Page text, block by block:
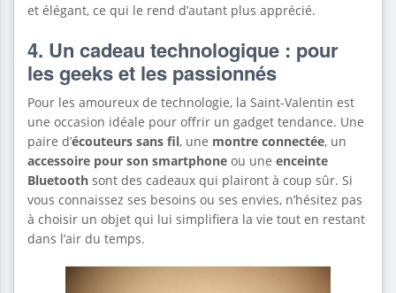
et élégant, ce qui le rend d’autant plus apprécié.
4. Un cadeau technologique : pour
les geeks et les passionnés
Pour les amoureux de technologie, la Saint-Valentin est
une occasion idéale pour offrir un gadget tendance. Une
paire d’écouteurs sans fil, une montre connectée, un
accessoire pour son smartphone ou une enceinte
Bluetooth sont des cadeaux qui plairont à coup sûr. Si
vous connaissez ses besoins ou ses envies, n’hésitez pas
à choisir un objet qui lui simplifiera la vie tout en restant
dans l’air du temps.